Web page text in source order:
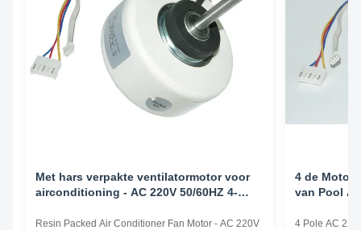
Met hars verpakte ventilatormotor voor
airconditioning - AC 220V 50/60HZ 4-
Resin Packed Air Conditioner Fan Motor - AC 220V
4 de Motor
van Pool
4 Pole AC